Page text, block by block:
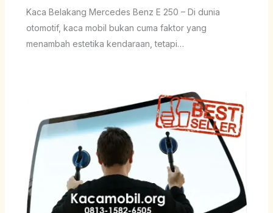
Kaca Belakang Mercedes Benz E 250 – Di dunia
otomotif, kaca mobil bukan cuma faktor yang
menambah estetika kendaraan, tetapi…